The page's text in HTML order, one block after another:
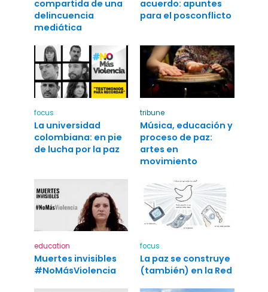
compartida de una
delincuencia
mediática
acuerdo: apuntes
para el posconflicto
focus
La universidad
colombiana: en pie
de lucha por la paz
tribune
Música, educación y
proceso de paz:
artes en
movimiento
education
Muertes invisibles
#NoMásViolencia
focus
La paz se construye
(también) en la Red